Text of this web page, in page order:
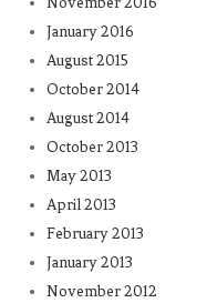
January 2016
August 2015
October 2014
August 2014
October 2013
May 2013
April 2013
February 2013
January 2013
November 2012